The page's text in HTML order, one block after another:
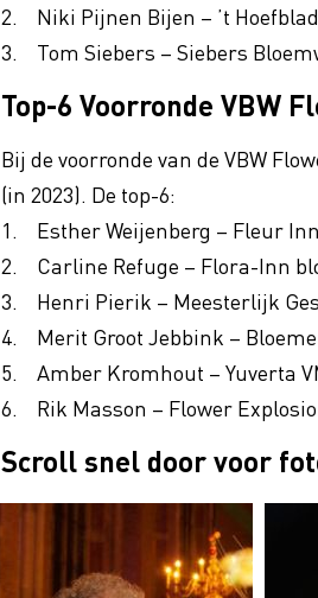
2. Niki Pijnen Bijen – ’t
3. Tom Siebers – Siebers
Top-6 Voorronde VBW
Bij de voorronde van de VBW
(in 2023). De top-6:
1. Esther Weijenberg – Fleur
2. Carline Refuge – Flora-Inn
3. Henri Pierik – Meesterlijk
4. Merit Groot Jebbink –
5. Amber Kromhout – Yuverta
6. Rik Masson – Flower
Scroll snel door voor